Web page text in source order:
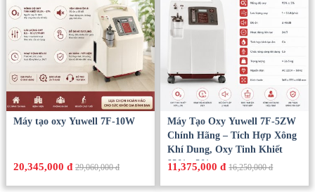
Máy tạo oxy Yuwell 7F-10W
20,345,000 đ 29,060,000 đ
Máy Tạo Oxy Yuwell 7F-5ZW
Chính Hãng – Tích Hợp Xông
Khí Dung, Oxy Tinh Khiết
93% ±3%
11,375,000 đ 16,250,000 đ